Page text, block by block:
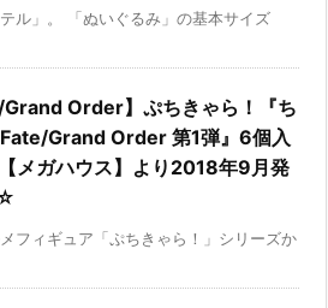
ル」。 「ぬいぐるみ」の基本サイズ
Grand Order】ぷちきゃら！『ち
Grand Order 第1弾』6個入
メガハウス】より2018年9月発
フィギュア「ぷちきゃら！」シリーズか